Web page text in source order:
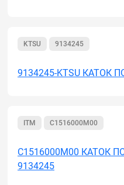
KTSU 9134245
9134245-KTSU
ITM C1516000M00
C1516000M00
9134245